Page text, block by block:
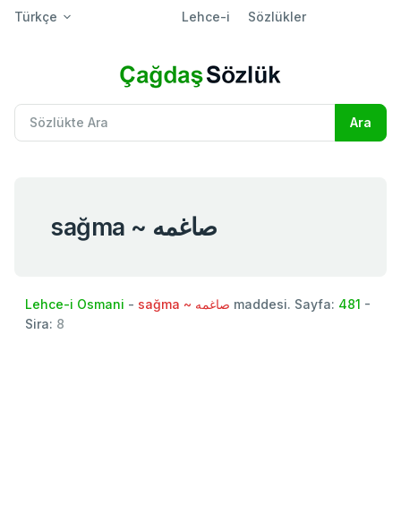
Türkçe Lehce-i Sözlükler
sağma ~ صاغمه
Lehce-i Osmani - sağma ~ صاغمه maddesi. Sayfa: 481 -
Sira: 8